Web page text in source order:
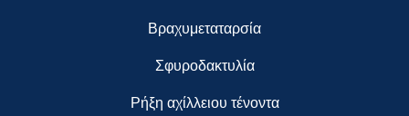
Βραχυμεταταρσία
Σφυροδακτυλία
Ρήξη αχίλλειου τένοντα